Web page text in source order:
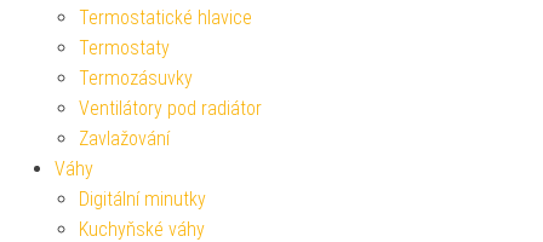
Termostatické hlavice
Termostaty
Termozásuvky
Ventilátory pod radiátor
Zavlažování
Váhy
Digitální minutky
Kuchyňské váhy